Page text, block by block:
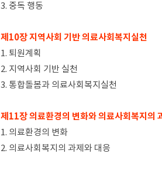
3. 중독 행동
제10장 지역사회 기반 의료사회복지실천
1. 퇴원계획
2. 지역사회 기반 실천
3. 통합돌봄과 의료사회복지실천
제11장 의료환경의 변화와 의료사회복지의
1. 의료환경의 변화
2. 의료사회복지의 과제와 대응